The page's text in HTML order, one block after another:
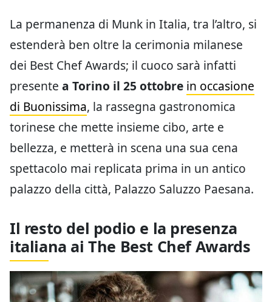
La permanenza di Munk in Italia, tra l’altro, si
estenderà ben oltre la cerimonia milanese
dei Best Chef Awards; il cuoco sarà infatti
presente a Torino il 25 ottobre in occasione
di Buonissima, la rassegna gastronomica
torinese che mette insieme cibo, arte e
bellezza, e metterà in scena una sua cena
spettacolo mai replicata prima in un antico
palazzo della città, Palazzo Saluzzo Paesana.
Il resto del podio e la presenza
italiana ai The Best Chef Awards